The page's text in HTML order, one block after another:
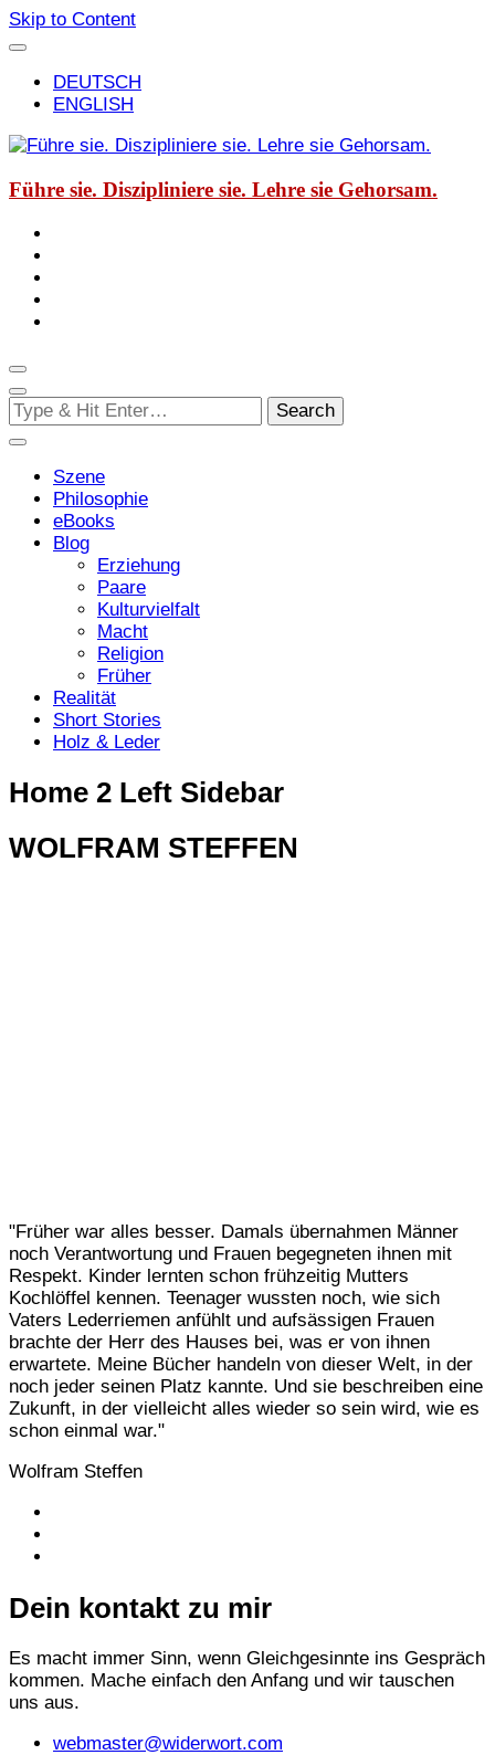
Skip to Content
DEUTSCH
ENGLISH
Führe sie. Diszipliniere sie. Lehre sie Gehorsam.
Looking
for
Something?
Szene
Philosophie
eBooks
Blog
Erziehung
Paare
Kulturvielfalt
Macht
Religion
Früher
Realität
Short Stories
Holz & Leder
Home 2 Left Sidebar
WOLFRAM STEFFEN
"Früher war alles besser. Damals übernahmen Männer
noch Verantwortung und Frauen begegneten ihnen mit
Respekt. Kinder lernten schon frühzeitig Mutters
Kochlöffel kennen. Teenager wussten noch, wie sich
Vaters Lederriemen anfühlt und aufsässigen Frauen
brachte der Herr des Hauses bei, was er von ihnen
erwartete. Meine Bücher handeln von dieser Welt, in der
noch jeder seinen Platz kannte. Und sie beschreiben eine
Zukunft, in der vielleicht alles wieder so sein wird, wie es
schon einmal war."
Wolfram Steffen
Dein kontakt zu mir
Es macht immer Sinn, wenn Gleichgesinnte ins Gespräch
kommen. Mache einfach den Anfang und wir tauschen
uns aus.
webmaster@widerwort.com